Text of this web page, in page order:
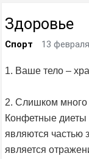
Здоровье
Спорт 13
1. Ваше тело –
2. Слишком много
Конфетные
являются частью
является